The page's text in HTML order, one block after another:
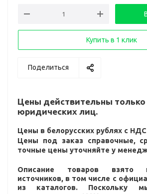
Купить в 1 клик
Поделиться
Цены действительны
юридических лиц.
Цены в белорусских рублях с
Цены под заказ справочные,
точные цены уточняйте у
Описание товаров взято
источников, в том числе с
из каталогов. Поскольку